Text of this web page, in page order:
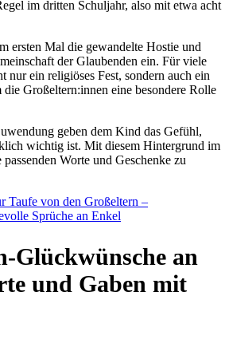
im dritten Schuljahr, also mit etwa acht
ersten Mal die gewandelte Hostie und
der Glaubenden ein. Für viele
nur ein religiöses Fest, sondern auch ein
Großeltern:innen eine besondere Rolle
geben dem Kind das Gefühl,
wichtig ist. Mit diesem Hintergrund im
Worte und Geschenke zu
Taufe von den Großeltern –
Sprüche an Enkel
Glückwünsche an
und Gaben mit